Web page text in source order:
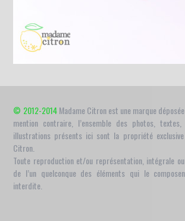
© 2012-2014Madame Citron est une marque
mention contraire, l’ensemble des photos,
illustrations présents ici sont la propriété
Citron.
Toute reproduction et/ou représentation, intégrale
de l’un quelconque des éléments qui le
interdite.